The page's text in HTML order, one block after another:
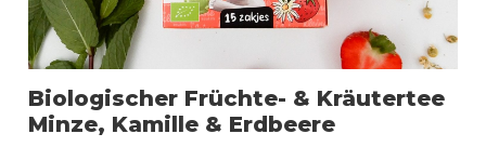
Biologischer Früchte- & Kräutertee
Minze, Kamille & Erdbeere